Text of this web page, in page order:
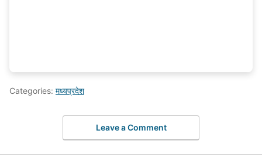
Categories: मध्यप्रदेश
Leave a Comment